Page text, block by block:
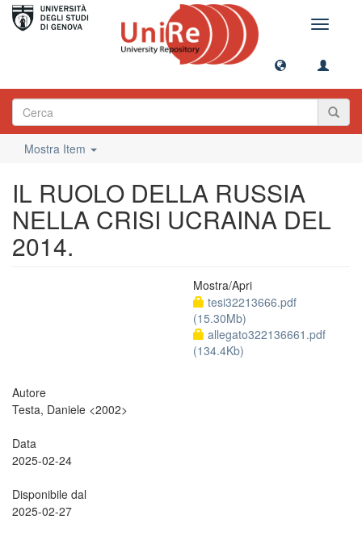
Toggle
Mostra Item
IL RUOLO DELLA RUSSIA
NELLA CRISI UCRAINA DEL
2014.
Mostra/Apri
tesi32213666.pdf
(15.30Mb)
allegato322136661.pdf
(134.4Kb)
Autore
Testa, Daniele <2002>
Data
2025-02-24
Disponibile dal
2025-02-27